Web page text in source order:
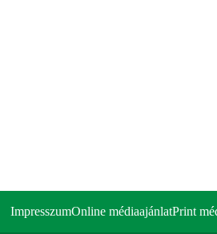
ImpresszumOnline médiaajánlatPrint